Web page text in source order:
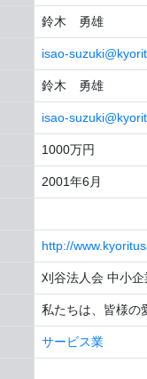
鈴木 勇雄
isao-
鈴木 勇雄
isao-
1000万円
2001年6月
http://
刈谷法人会 中小
私たちは、皆様の
サービス業